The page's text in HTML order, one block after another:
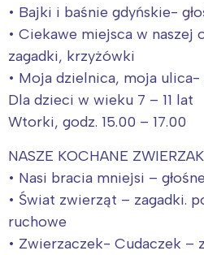
• Bajki i baśnie gdyńskie-
• Ciekawe miejsca w naszej
zagadki, krzyżówki
• Moja dzielnica, moja
Dla dzieci w wieku 7 – 11 lat
Wtorki, godz. 15.00 – 17.00
NASZE KOCHANE
• Nasi bracia mniejsi –
• Świat zwierząt – zagadki.
ruchowe
• Zwierzaczek- Cudaczek –